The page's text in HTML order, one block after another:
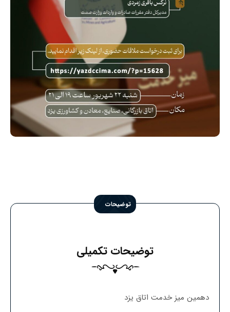
توضیحات
توضیحات تکمیلی
دهمین میز خدمت اتاق یزد